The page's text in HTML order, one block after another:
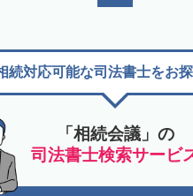
「相続会議」の
司法書士検索サービ
続対応可能な司法書士をお